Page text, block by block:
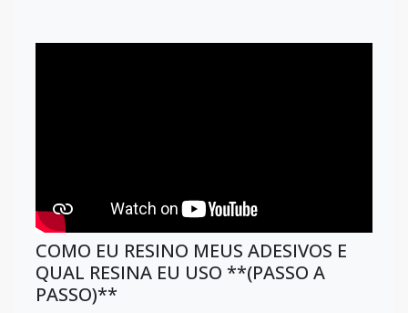
COMO EU RESINO MEUS ADESIVOS E
QUAL RESINA EU USO **(PASSO A
PASSO)**